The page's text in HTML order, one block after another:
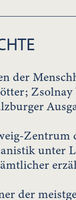
der
Zsolnay
unter
der